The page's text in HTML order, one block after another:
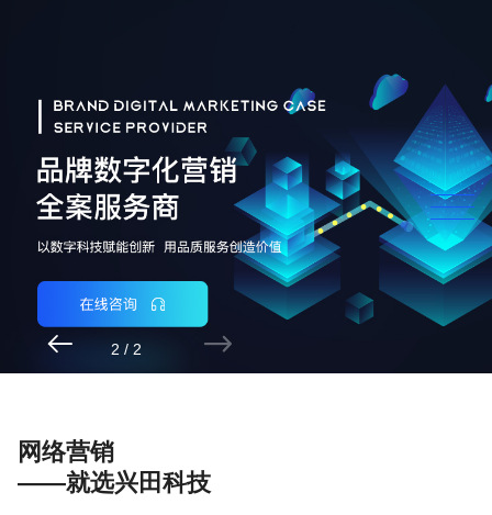

2 / 2

网络营销
——就选兴田科技